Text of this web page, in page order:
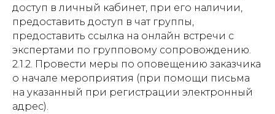
доступ в личный кабинет, при его наличии,
предоставить доступ в чат группы,
предоставить ссылка на онлайн встречи с
экспертами по групповому сопровождению.
2.1.2. Провести меры по оповещению заказчика
о начале мероприятия (при помощи письма
на указанный при регистрации электронный
адрес).